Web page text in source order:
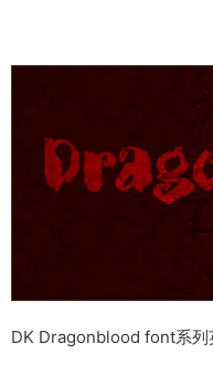
DK Dragonblood font系列